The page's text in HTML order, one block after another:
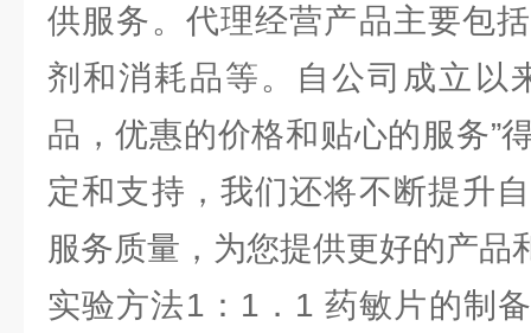
供服务。代理经营产品主要包
剂和消耗品等。自公司成立以
品，优惠的价格和贴心的服务”
定和支持，我们还将不断提升
服务质量，为您提供更好的产品
实验方法1：1．1 药敏片的制